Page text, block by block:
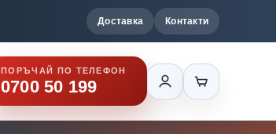
Доставка Контакти
ПОРЪЧАЙ ПО ТЕЛЕФОН
0700 50 199